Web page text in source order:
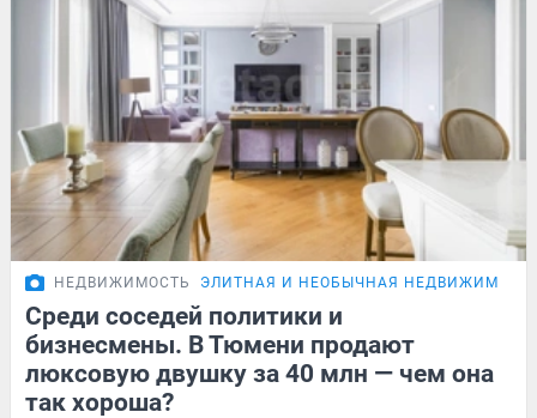
НЕДВИЖИМОСТЬ ЭЛИТНАЯ И НЕОБЫЧНАЯ
Среди соседей политики и
бизнесмены. В Тюмени продают
люксовую двушку за 40 млн — чем она
так хороша?